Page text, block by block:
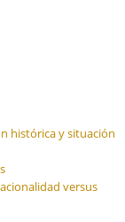
histórica y situación
versus